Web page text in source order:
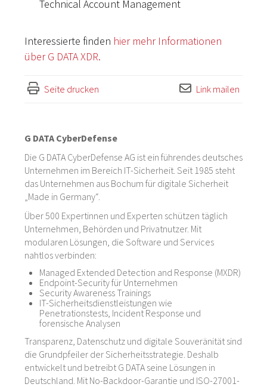
Technical Account Management
Interessierte finden hier mehr Informationen
über G DATA XDR.
Seite drucken Link mailen
G DATA CyberDefense
Die G DATA CyberDefense AG ist ein führendes deutsches
Unternehmen im Bereich IT-Sicherheit. Seit 1985 steht
das Unternehmen aus Bochum für digitale Sicherheit
„Made in Germany“.
Über 500 Expertinnen und Experten schützen täglich
Unternehmen, Behörden und Privatnutzer. Mit
modularen Lösungen, die Software und Services
nahtlos verbinden:
Managed Extended Detection and Response (MXDR)
Endpoint-Security für Unternehmen
Security Awareness Trainings
IT-Sicherheitsdienstleistungen wie
Penetrationstests, Incident Response und
forensische Analysen
Transparenz, Datenschutz und digitale Souveränität sind
die Grundpfeiler der Sicherheitsstrategie. Deshalb
entwickelt und betreibt G DATA seine Lösungen in
Deutschland. Mit No-Backdoor-Garantie und ISO-27001-